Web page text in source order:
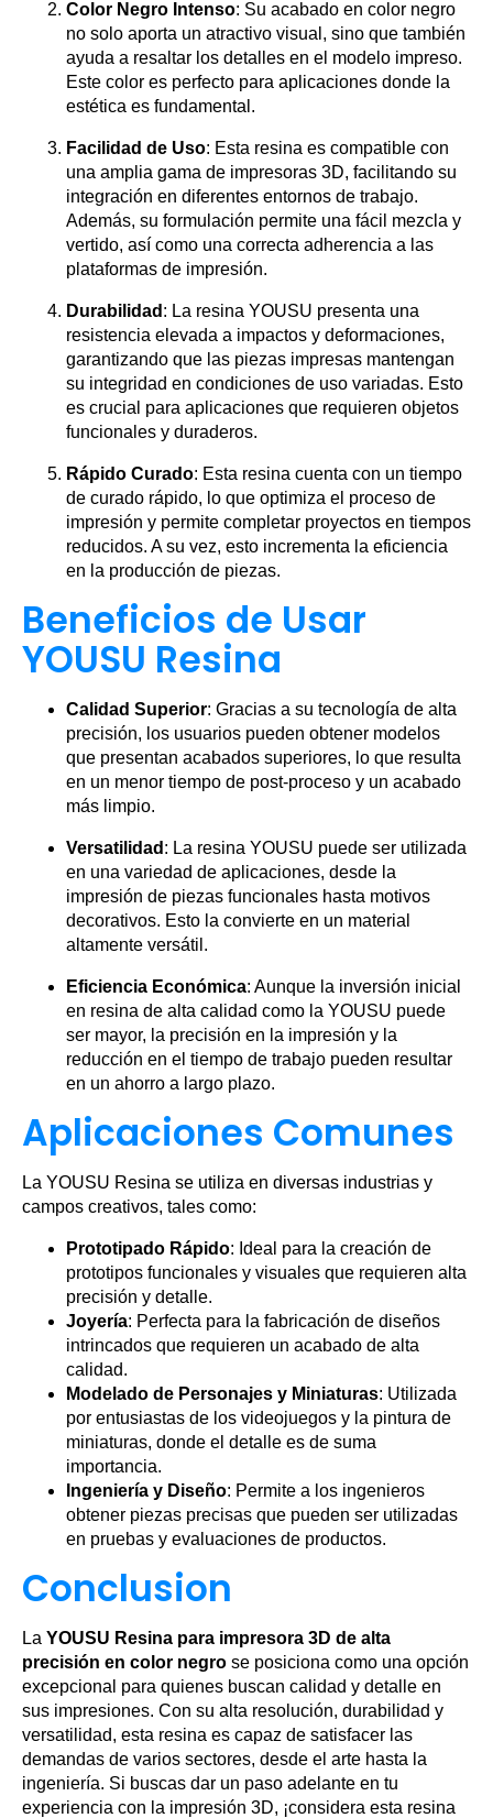
Color Negro Intenso: Su acabado en color negro
no solo aporta un atractivo visual, sino que también
ayuda a resaltar los detalles en el modelo impreso.
Este color es perfecto para aplicaciones donde la
estética es fundamental.
Facilidad de Uso: Esta resina es compatible con
una amplia gama de impresoras 3D, facilitando su
integración en diferentes entornos de trabajo.
Además, su formulación permite una fácil mezcla y
vertido, así como una correcta adherencia a las
plataformas de impresión.
Durabilidad : La resina YOUSU presenta una
resistencia elevada a impactos y deformaciones,
garantizando que las piezas impresas mantengan
su integridad en condiciones de uso variadas. Esto
es crucial para aplicaciones que requieren objetos
funcionales y duraderos.
Rápido Curado: Esta resina cuenta con un tiempo
de curado rápido, lo que optimiza el proceso de
impresión y permite completar proyectos en tiempos
reducidos. A su vez, esto incrementa la eficiencia
en la producción de piezas.
Beneficios de Usar
YOUSU Resina
Calidad Superior: Gracias a su tecnología de alta
precisión, los usuarios pueden obtener modelos
que presentan acabados superiores, lo que resulta
en un menor tiempo de post-proceso y un acabado
más limpio.
Versatilidad : La resina YOUSU puede ser utilizada
en una variedad de aplicaciones, desde la
impresión de piezas funcionales hasta motivos
decorativos. Esto la convierte en un material
altamente versátil.
Eficiencia Económica: Aunque la inversión inicial
en resina de alta calidad como la YOUSU puede
ser mayor, la precisión en la impresión y la
reducción en el tiempo de trabajo pueden resultar
en un ahorro a largo plazo.
Aplicaciones Comunes
La YOUSU Resina se utiliza en diversas industrias y
campos creativos, tales como:
Prototipado Rápido: Ideal para la creación de
prototipos funcionales y visuales que requieren alta
precisión y detalle.
Joyería: Perfecta para la fabricación de diseños
intrincados que requieren un acabado de alta
calidad.
Modelado de Personajes y Miniaturas: Utilizada
por entusiastas de los videojuegos y la pintura de
miniaturas, donde el detalle es de suma
importancia.
Ingeniería y Diseño: Permite a los ingenieros
obtener piezas precisas que pueden ser utilizadas
en pruebas y evaluaciones de productos.
Conclusion
La YOUSU Resina para impresora 3D de alta
precisión en color negro se posiciona como una opción
excepcional para quienes buscan calidad y detalle en
sus impresiones. Con su alta resolución, durabilidad y
versatilidad, esta resina es capaz de satisfacer las
demandas de varios sectores, desde el arte hasta la
ingeniería. Si buscas dar un paso adelante en tu
experiencia con la impresión 3D, ¡considera esta resina